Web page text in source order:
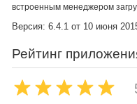
встроенным менеджером
Версия: 6.4.1 от 10 июня
Рейтинг